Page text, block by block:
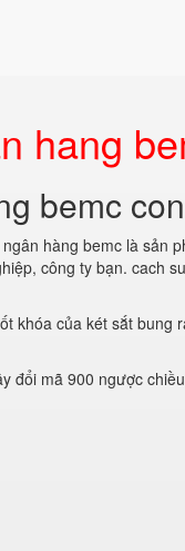
hang
bemc
hàng bemc là sản
công ty bạn. cach
khóa của két sắt bung
đổi mã 900 ngược